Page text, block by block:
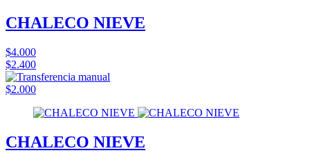
CHALECO NIEVE
$4.000
$2.400
$2.000
CHALECO NIEVE